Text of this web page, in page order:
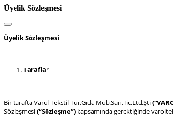
Üyelik Sözleşmesi
Üyelik Sözleşmesi
Taraflar
Bir tarafta Varol Tekstil Tur.Gıda Mob.San.Tic.Ltd.Şti
Sözleşmesi(“Sözleşme”) kapsamında gerektiğinde